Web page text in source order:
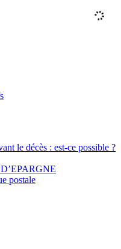
le décès : est-ce possible ?
postale